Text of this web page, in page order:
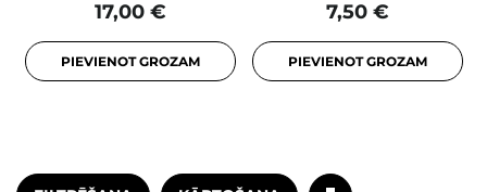
17,00 €
PIEVIENOT GROZAM
7,50 €
PIEVIENOT GROZAM